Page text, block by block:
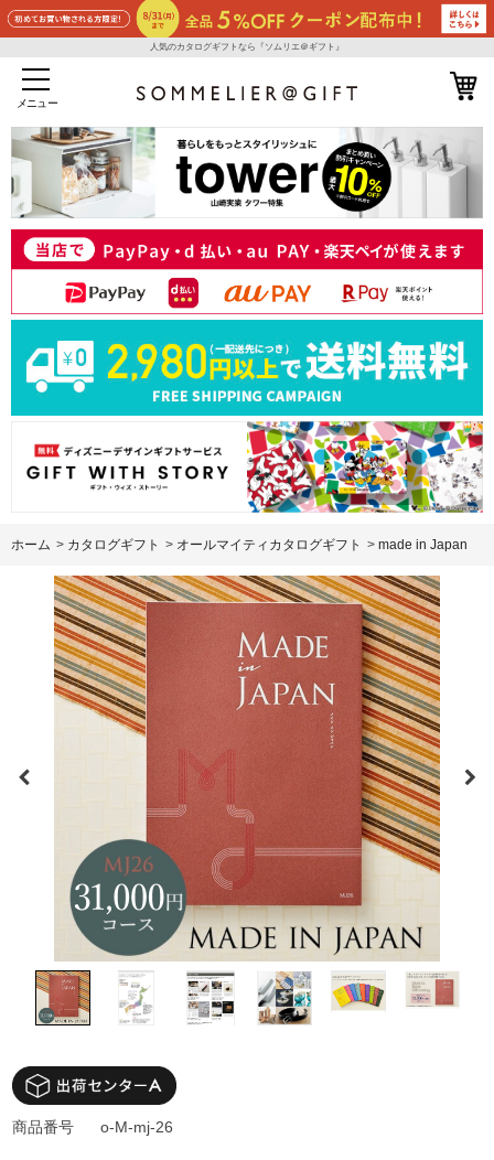
人気のカタログギフトなら『ソムリエ＠ギフト』
メニュー
ホーム > カタログギフト > オールマイティカタログギフト > made in Japan
商品番号 o-M-mj-26